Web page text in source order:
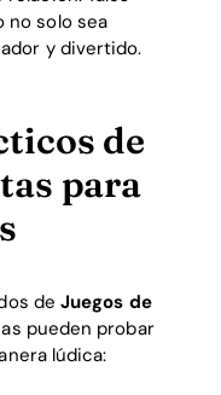
no solo sea
y divertido.
de
para
de Juegos de
pueden probar
lúdica: